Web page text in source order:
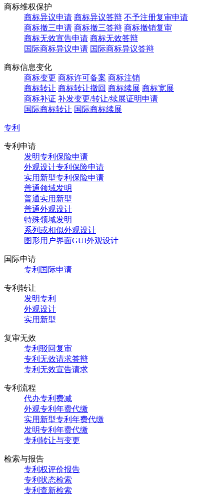
商标维权保护
商标异议申请 商标异议答辩 不予注册复审申请
商标撤三申请 商标撤三答辩 商标撤销复审
商标无效宣告申请 商标无效答辩
国际商标异议申请 国际商标异议答辩
商标信息变化
商标变更 商标许可备案 商标注销
商标转让 商标转让撤回 商标续展 商标宽展
商标补证 补发变更/转让/续展证明申请
国际商标转让 国际商标续展
专利
专利申请
发明专利保险申请
外观设计专利保险申请
实用新型专利保险申请
普通领域发明
普通实用新型
普通外观设计
特殊领域发明
系列或相似外观设计
图形用户界面GUI外观设计
国际申请
专利国际申请
专利转让
发明专利
外观设计
实用新型
复审无效
专利驳回复审
专利无效请求答辩
专利无效宣告请求
专利流程
代办专利费减
外观专利年费代缴
实用新型专利年费代缴
发明专利年费代缴
专利转让与变更
检索与报告
专利权评价报告
专利状态检索
专利查新检索